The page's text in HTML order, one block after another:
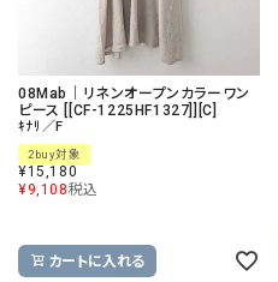
08Mab｜リネンオープンカラーワン
ピース [[CF-1225HF1327]][C]
ｷﾅﾘ／F
2buy対象
¥15,180
¥9,108税込
カートに入れる